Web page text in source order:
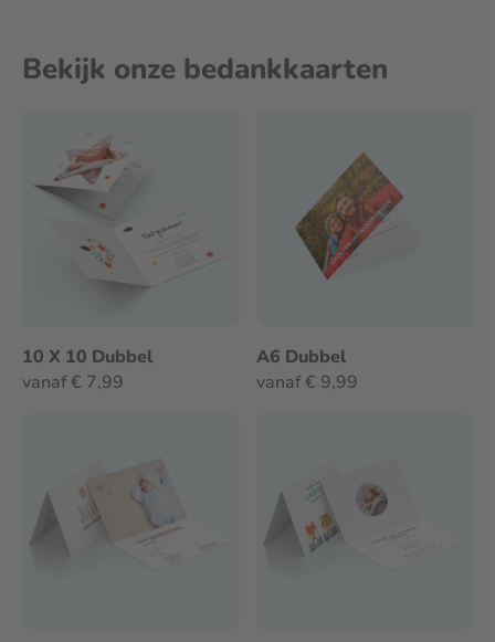
Bekijk onze bedankkaarten
10 X 10 Dubbel
vanaf € 7,99
A6 Dubbel
vanaf € 9,99